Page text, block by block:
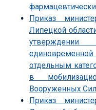
Приказ
Липецкой
утверждении
отдельным
в
Вооруженных
Приказ